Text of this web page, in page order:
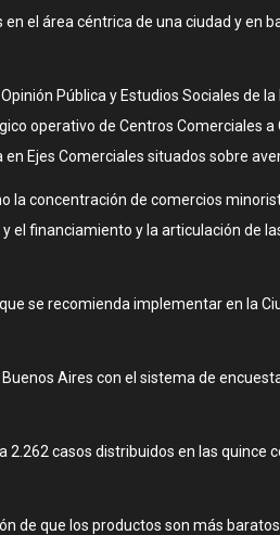
el área céntrica de una ciudad y en
Pública y Estudios Sociales de
operativo de Centros Comerciales a
Ejes Comerciales situados sobre
la concentración de comercios
financiamiento y la articulación de
se recomienda implementar en la
Aires con el sistema de
casos distribuidos en las quince
de que los productos son más